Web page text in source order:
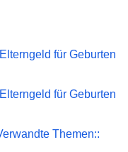
für Geburten
für Geburten
Themen::